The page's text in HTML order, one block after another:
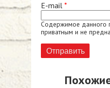
E-mail *
Содержимое данного
приватным и не